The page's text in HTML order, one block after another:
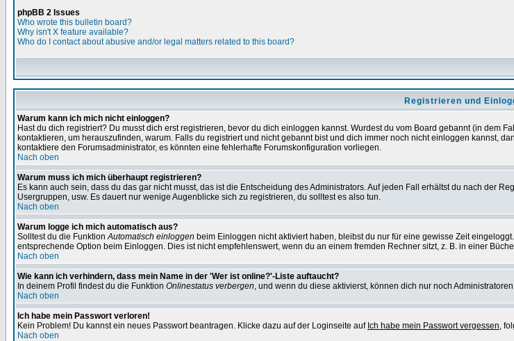
phpBB 2 Issues
Who wrote this bulletin board?
Why isn't X feature available?
Who do I contact about abusive and/or legal matters related to this board?
Registrieren und
Warum kann ich mich nicht einloggen?
Hast du dich registriert? Du musst dich erst registrieren, bevor du dich einloggen kannst. Wurdest du vom Board gebannt (in dem
kontaktieren, um herauszufinden, warum. Falls du registriert und nicht gebannt bist und dich immer noch nicht einloggen kannst,
kontaktiere den Forumsadministrator, es könnten eine fehlerhafte Forumskonfiguration vorliegen.
Nach oben
Warum muss ich mich überhaupt registrieren?
Es kann auch sein, dass du das gar nicht musst, das ist die Entscheidung des Administrators. Auf jeden Fall erhältst du nach der
Usergruppen, usw. Es dauert nur wenige Augenblicke sich zu registrieren, du solltest es also tun.
Nach oben
Warum logge ich mich automatisch aus?
Solltest du die FunktionAutomatisch einloggen beim Einloggen nicht aktiviert haben, bleibst du nur für eine gewisse Zeit
entsprechende Option beim Einloggen. Dies ist nicht empfehlenswert, wenn du an einem fremden Rechner sitzt, z. B. in einer
Nach oben
Wie kann ich verhindern, dass mein Name in der 'Wer ist online?'-Liste auftaucht?
In deinem Profil findest du die Funktion Onlinestatus verbergen, und wenn du diese aktivierst, können dich nur noch
Nach oben
Ich habe mein Passwort verloren!
Kein Problem! Du kannst ein neues Passwort beantragen. Klicke dazu auf der Loginseite auf Ich habe mein Passwort vergessen,
Nach oben